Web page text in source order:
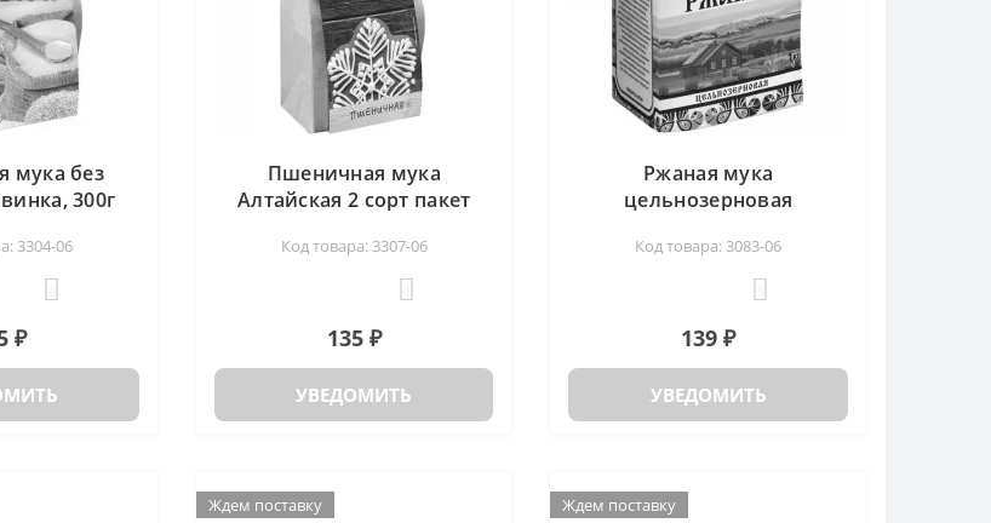
мука без
300г
3304-06
₽
Пшеничная мука
Алтайская 2 сорт пакет
Код товара: 3307-06
135 ₽
УВЕДОМИТЬ
Ржаная мука
цельнозерновая
Код товара: 3083-06
139 ₽
УВЕДОМИТЬ
Ждем поставку Ждем поставку